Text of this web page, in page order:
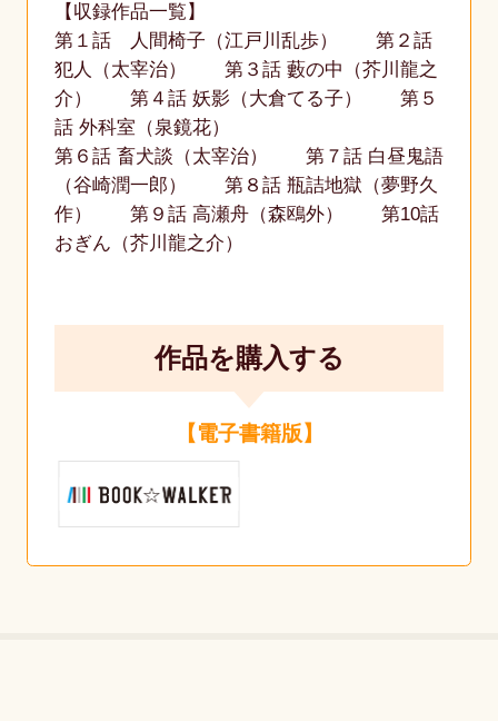
【収録作品一覧】
第１話 人間椅子（江戸川乱歩） 第２話
犯人（太宰治） 第３話 藪の中（芥川龍之
介） 第４話 妖影（大倉てる子） 第５
話 外科室（泉鏡花）
第６話 畜犬談（太宰治） 第７話 白昼鬼語
（谷崎潤一郎） 第８話 瓶詰地獄（夢野久
作） 第９話 高瀬舟（森鴎外） 第10話
おぎん（芥川龍之介）
作品を購入する
【電子書籍版】